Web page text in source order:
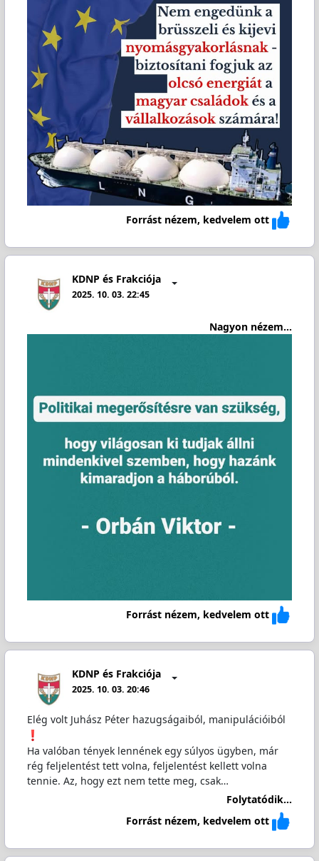
Forrást nézem, kedvelem ott
KDNP és Frakciója
2025. 10. 03. 22:45
Nagyon nézem...
Forrást nézem, kedvelem ott
KDNP és Frakciója
2025. 10. 03. 20:46
Elég volt Juhász Péter hazugságaiból, manipulációiból
Ha valóban tények lennének egy súlyos ügyben, már
rég feljelentést tett volna, feljelentést kellett volna
tennie. Az, hogy ezt nem tette meg, csak…
Folytatódik...
Forrást nézem, kedvelem ott